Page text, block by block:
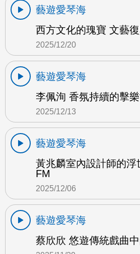
藝遊愛琴海
西方文化的瑰寶 文藝
2025/12/20
藝遊愛琴海
李佩洵 香氛持續的擊
2025/12/13
藝遊愛琴海
黃兆麟室內設計師的浮
FM
2025/12/06
藝遊愛琴海
蔡欣欣 悠遊傳統戲曲